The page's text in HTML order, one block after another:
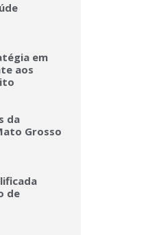
em
aos
da
Grosso
de